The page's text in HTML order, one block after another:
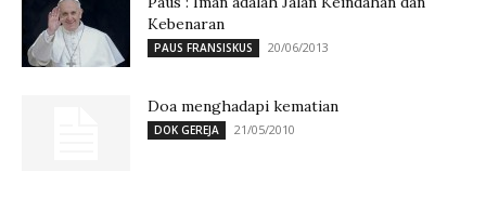
Kebenaran
PAUS FRANSISKUS 20/06/2013
Doa menghadapi kematian
DOK GEREJA 21/05/2010